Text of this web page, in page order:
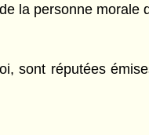
la personne morale
sont réputées